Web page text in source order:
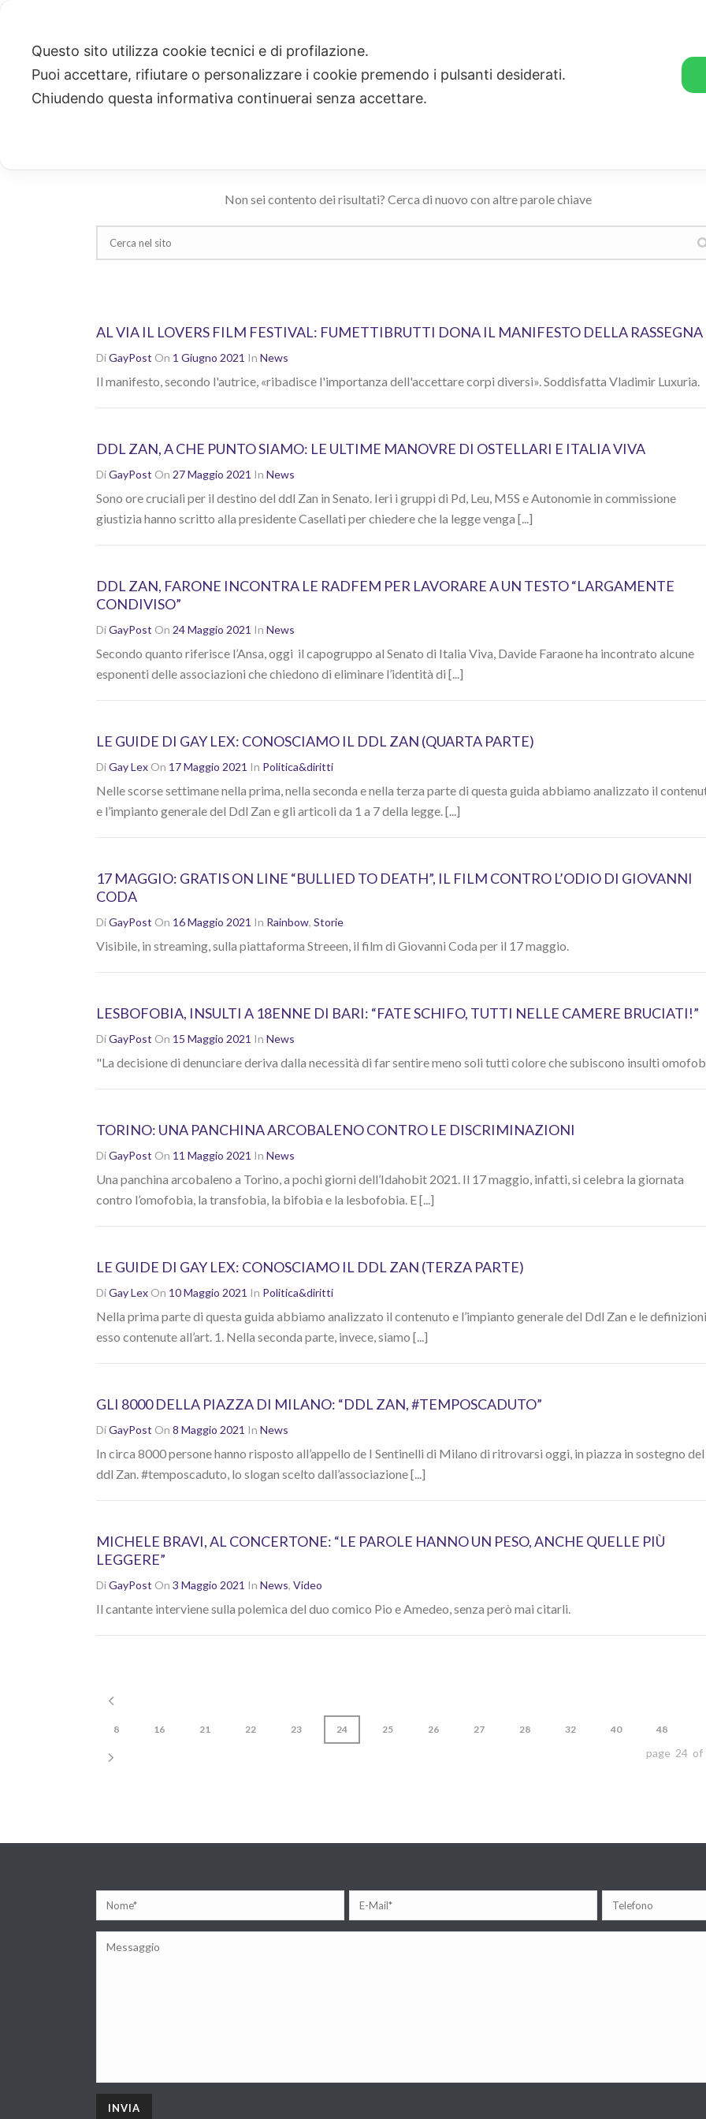
CERCA
Non sei contento dei risultati? Cerca di nuovo con altre parole chiave
AL VIA IL LOVERS FILM FESTIVAL: FUMETTIBRUTTI DONA IL MANIFESTO DELLA RASSEGNA
DiGayPost On 1 Giugno 2021 In News
Il manifesto, secondo l'autrice, «ribadisce l'importanza dell'accettare corpi diversi». Soddisfatta Vladimir Luxuria.
DDL ZAN, A CHE PUNTO SIAMO: LE ULTIME MANOVRE DI OSTELLARI E ITALIA VIVA
DiGayPost On 27 Maggio 2021 In News
Sono ore cruciali per il destino del ddl Zan in Senato. Ieri i gruppi di Pd, Leu, M5S e Autonomie in commissione
giustizia hanno scritto alla presidente Casellati per chiedere che la legge venga [...]
DDL ZAN, FARONE INCONTRA LE RADFEM PER LAVORARE A UN TESTO “LARGAMENTE
CONDIVISO”
DiGayPost On 24 Maggio 2021 In News
Secondo quanto riferisce l’Ansa, oggi il capogruppo al Senato di Italia Viva, Davide Faraone ha incontrato alcune
esponenti delle associazioni che chiedono di eliminare l’identità di [...]
LE GUIDE DI GAY LEX: CONOSCIAMO IL DDL ZAN (QUARTA PARTE)
DiGay Lex On 17 Maggio 2021 In Politica&diritti
Nelle scorse settimane nella prima, nella seconda e nella terza parte di questa guida abbiamo analizzato il
e l’impianto generale del Ddl Zan e gli articoli da 1 a 7 della legge. [...]
17 MAGGIO: GRATIS ON LINE “BULLIED TO DEATH”, IL FILM CONTRO L’ODIO DI GIOVANNI
CODA
DiGayPost On 16 Maggio 2021 In Rainbow, Storie
Visibile, in streaming, sulla piattaforma Streeen, il film di Giovanni Coda per il 17 maggio.
LESBOFOBIA, INSULTI A 18ENNE DI BARI: “FATE SCHIFO, TUTTI NELLE CAMERE BRUCIATI!”
DiGayPost On 15 Maggio 2021 In News
"La decisione di denunciare deriva dalla necessità di far sentire meno soli tutti colore che subiscono insulti
TORINO: UNA PANCHINA ARCOBALENO CONTRO LE DISCRIMINAZIONI
DiGayPost On 11 Maggio 2021 In News
Una panchina arcobaleno a Torino, a pochi giorni dell’Idahobit 2021. Il 17 maggio, infatti, si celebra la giornata
contro l’omofobia, la transfobia, la bifobia e la lesbofobia. E [...]
LE GUIDE DI GAY LEX: CONOSCIAMO IL DDL ZAN (TERZA PARTE)
DiGay Lex On 10 Maggio 2021 In Politica&diritti
Nella prima parte di questa guida abbiamo analizzato il contenuto e l’impianto generale del Ddl Zan e le
esso contenute all’art. 1. Nella seconda parte, invece, siamo [...]
GLI 8000 DELLA PIAZZA DI MILANO: “DDL ZAN, #TEMPOSCADUTO”
DiGayPost On 8 Maggio 2021 In News
In circa 8000 persone hanno risposto all’appello de I Sentinelli di Milano di ritrovarsi oggi, in piazza in sostegno del
ddl Zan. #temposcaduto, lo slogan scelto dall’associazione [...]
MICHELE BRAVI, AL CONCERTONE: “LE PAROLE HANNO UN PESO, ANCHE QUELLE PIÙ
LEGGERE”
DiGayPost On 3 Maggio 2021 In News, Video
Il cantante interviene sulla polemica del duo comico Pio e Amedeo, senza però mai citarli.
8 16 21 22 23 24 25 26 27 28 32 40 48
page 24 of
Questo sito utilizza cookie tecnici e di profilazione.
Puoi accettare, rifiutare o personalizzare i cookie premendo i pulsanti desiderati.
Chiudendo questa informativa continuerai senza accettare.